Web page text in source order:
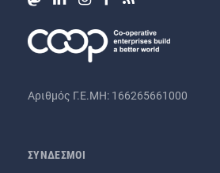
Αριθμός Γ.Ε.ΜΗ: 166265661000
ΣΥΝΔΕΣΜΟΙ